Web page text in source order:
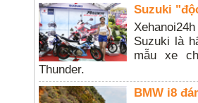
Suzuki
Suzuki là
mẫu xe
Thunder.
BMW i8